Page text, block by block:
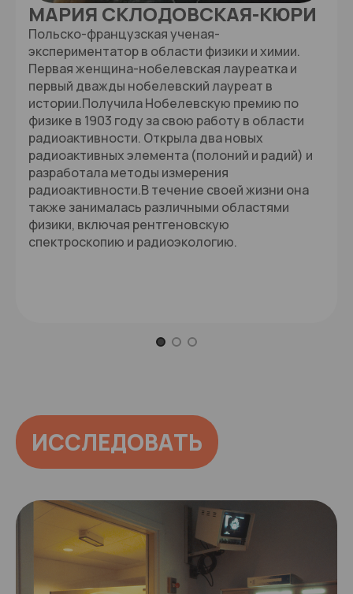
МАРИЯ СКЛОДОВСКАЯ-КЮРИ
Польско-французская ученая-
экспериментатор в области физики и химии.
Первая женщина-нобелевская лауреатка и
первый дважды нобелевский лауреат в
истории.Получила Нобелевскую премию по
физике в 1903 году за свою работу в области
радиоактивности. Открыла два новых
радиоактивных элемента (полоний и радий) и
разработала методы измерения
радиоактивности.В течение своей жизни она
также занималась различными областями
физики, включая рентгеновскую
спектроскопию и радиоэкологию.
ИССЛЕДОВАТЬ